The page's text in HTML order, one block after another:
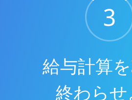
3
給与計算を
終わらせ